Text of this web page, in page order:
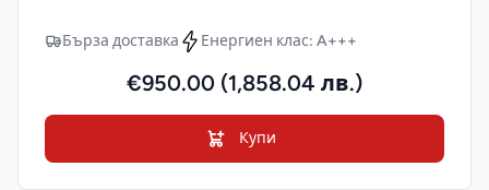
Бърза доставка Енергиен клас: A+++
€950.00 (1,858.04 лв.)
Купи